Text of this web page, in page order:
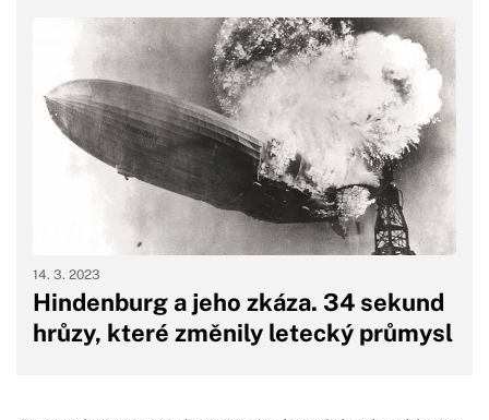
Hindenburg a jeho zkáza. 34 sekund
hrůzy, které změnily letecký průmysl
14. 3. 2023